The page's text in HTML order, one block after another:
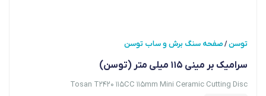
توسن/صفحه سنگ برش و ساب توسن
سرامیک بر مینی 115 میلی متر (توسن)
Tosan T2420 115CC 115mm Mini Ceramic Cutting Disc